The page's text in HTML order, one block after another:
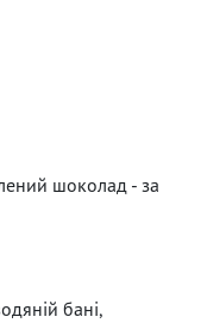
шоколад - за
бані,